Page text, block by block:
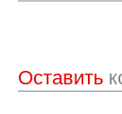
Оставить